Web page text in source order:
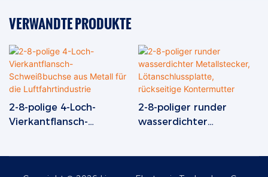
VERWANDTE PRODUKTE
2-8-polige 4-Loch-
Vierkantflansch-
2-8-poliger runder
wasserdichter